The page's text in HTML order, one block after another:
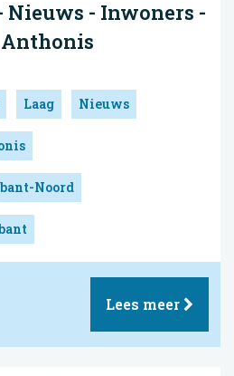
- Inwoners -
Anthonis
Laag Nieuws
Noord
Lees meer